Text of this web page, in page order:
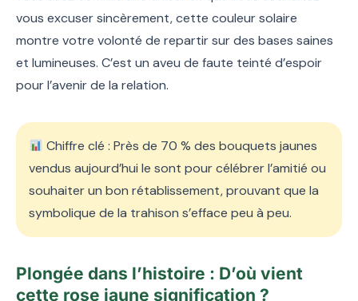
vous excuser sincèrement, cette couleur solaire
montre votre volonté de repartir sur des bases saines
et lumineuses. C’est un aveu de faute teinté d’espoir
pour l’avenir de la relation.
Chiffre clé : Près de 70 % des bouquets jaunes
vendus aujourd’hui le sont pour célébrer l’amitié ou
souhaiter un bon rétablissement, prouvant que la
symbolique de la trahison s’efface peu à peu.
Plongée dans l’histoire : D’où vient
cette rose jaune signification ?